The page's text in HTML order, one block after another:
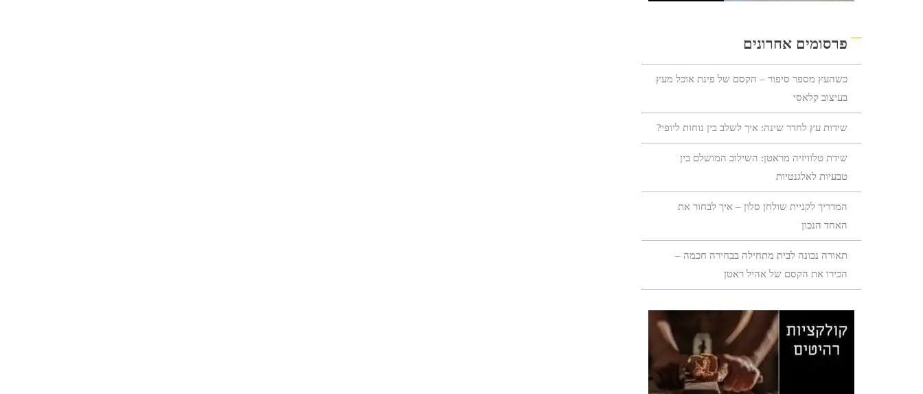
פרסומים אחרונים
כשהעץ מספר סיפור – הקסם של פינת אוכל מעץ
בעיצוב קלאסי
שידות עץ לחדר שינה: איך לשלב בין נוחות ליופי?
שידת טלוויזיה מראטן: השילוב המושלם בין
טבעיות לאלגנטיות
המדריך לקניית שולחן סלון – איך לבחור את
האחד הנכון
תאורה נכונה לבית מתחילה בבחירה חכמה –
הכירו את הקסם של אהיל ראטן